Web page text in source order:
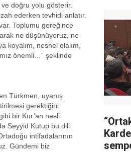
doğru yolu gösterir.
ederken tevhidi anlatır.
Toplumu gereğince
ne düşünüyoruz, ne
koyalım, nesnel olalım,
önemli…” şeklinde
Türkmen, uyanış
gerektiğini
bir Kur’an nesli
Seyyid Kutup bu dili
intifadalarının
Gündemi biz